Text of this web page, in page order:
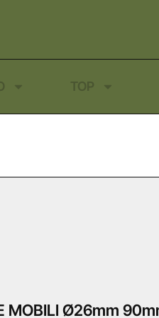
TOP
MOBILI Ø26mm